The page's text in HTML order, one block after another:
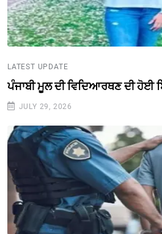
LATEST UPDATE
ਪੰਜਾਬੀ ਮੂਲ ਦੀ ਵਿਦਿਆਰਥਣ ਦੀ ਹੋਈ
JULY 29, 2026